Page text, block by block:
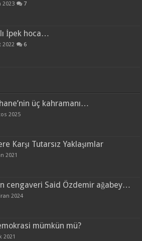
2023 7
İpek hoca…
2022 6
üç kahramanı…
2025
Karşı Tutarsız Yaklaşımlar
2021
cengaveri Said Özdemir ağabey…
2024
mümkün mü?
2021